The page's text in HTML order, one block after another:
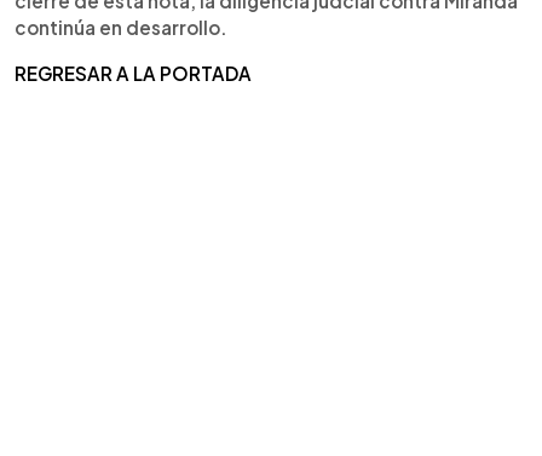
continúa en desarrollo.
REGRESAR A LA PORTADA